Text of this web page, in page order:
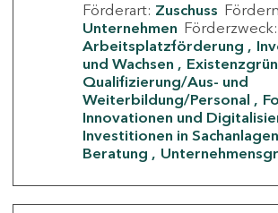
Förderart: Zuschuss
Unternehmen Förderzweck:
Arbeitsplatzförderung
und Wachsen
Qualifizierung/Aus- und
Weiterbildung/Personal
Innovationen und
Investitionen in
Beratung